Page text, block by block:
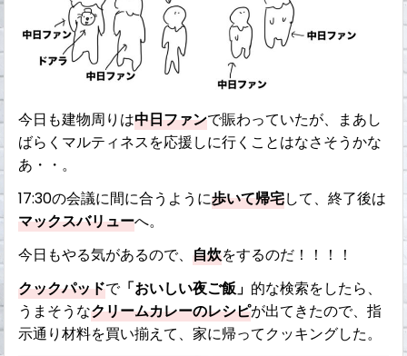
今日も建物周りは中日ファンで賑わっていたが、まあし
ばらくマルティネスを応援しに行くことはなさそうかな
あ・・。
17:30の会議に間に合うように歩いて帰宅して、終了後は
マックスバリューへ。
今日もやる気があるので、自炊をするのだ！！！！
クックパッドで「おいしい夜ご飯」 的な検索をしたら、
うまそうなクリームカレーのレシピが出てきたので、指
示通り材料を買い揃えて、家に帰ってクッキングした。